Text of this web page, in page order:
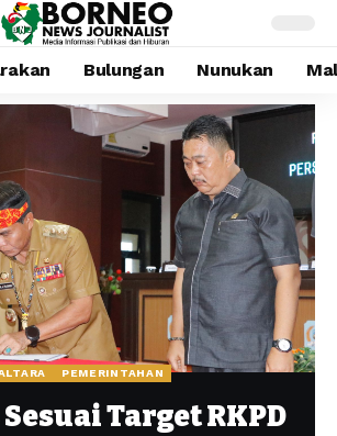
Bulungan Nunukan
PEMERINTAHAN
Target RKPD